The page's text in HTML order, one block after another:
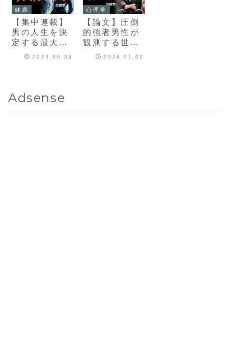
健康
【集中連載】
男の人生を決
定する最大要
素 テストステ
2023.06.03
心理学
【論文】圧倒
的強者男性が
観測する世界
「モテスパイ
2024.01.02
Adsense